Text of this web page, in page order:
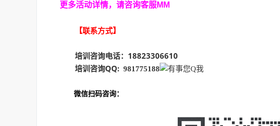
更多活动详情，请咨询客服MM
【联系方式】
培训咨询电话： 18823306610
培训咨询QQ: 981775188
微信扫码咨询：